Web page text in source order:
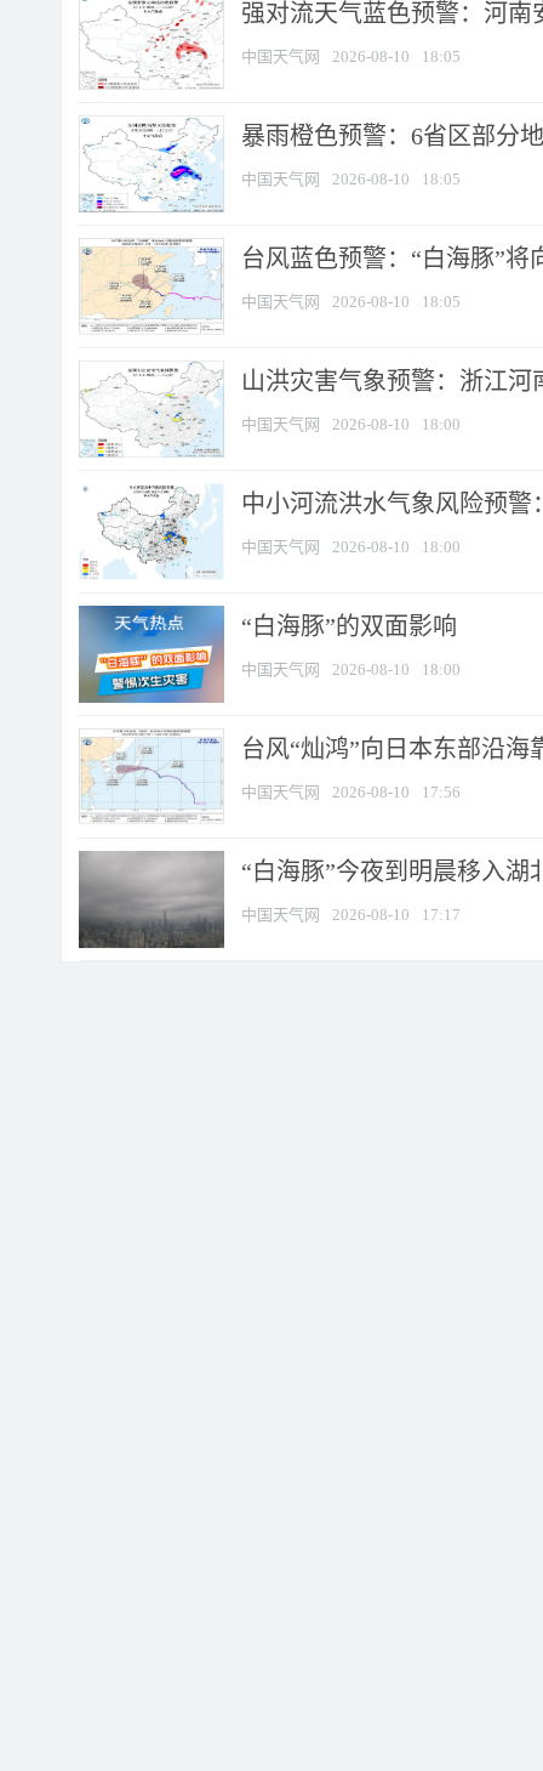
强对流天气蓝色预警：河南
中国天气网 2026-08-10 18:05
暴雨橙色预警：6省区部分
中国天气网 2026-08-10 18:05
台风蓝色预警：“白海豚”
中国天气网 2026-08-10 18:05
山洪灾害气象预警：浙江
中国天气网 2026-08-10 18:00
中小河流洪水气象风险预
中国天气网 2026-08-10 18:00
​“白海豚”的双面影响
中国天气网 2026-08-10 18:00
台风“灿鸿”向日本东部沿海
中国天气网 2026-08-10 17:56
“白海豚”今夜到明晨移入湖
中国天气网 2026-08-10 17:17